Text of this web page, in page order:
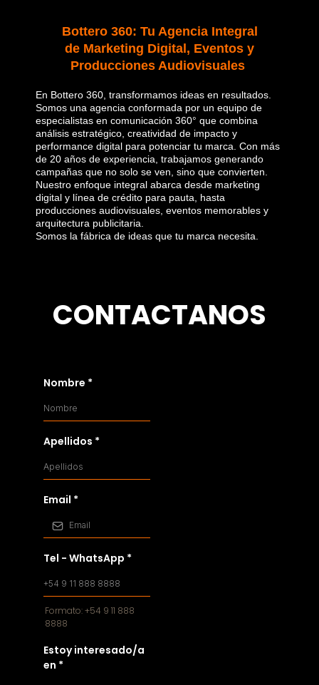
Bottero 360: Tu Agencia Integral
de Marketing Digital, Eventos y
Producciones Audiovisuales
En Bottero 360, transformamos ideas en resultados.
Somos una agencia conformada por un equipo de
especialistas en comunicación 360° que combina
análisis estratégico, creatividad de impacto y
performance digital para potenciar tu marca. Con más
de 20 años de experiencia, trabajamos generando
campañas que no solo se ven, sino que convierten.
Nuestro enfoque integral abarca desde marketing
digital y línea de crédito para pauta, hasta
producciones audiovisuales, eventos memorables y
arquitectura publicitaria.
Somos la fábrica de ideas que tu marca necesita.
CONTACTANOS
Nombre *
Apellidos *
Email *
Tel - WhatsApp *
Formato: +54 9 11 888
8888
Estoy interesado/a
en *